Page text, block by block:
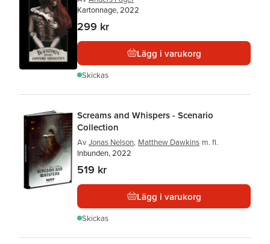
Kartonnage, 2022
299 kr
Lägg i varukorg
Skickas
Screams and Whispers - Scenario
Collection
Av Jonas Nelson, Matthew Dawkins m. fl.
Inbunden, 2022
519 kr
Lägg i varukorg
Skickas